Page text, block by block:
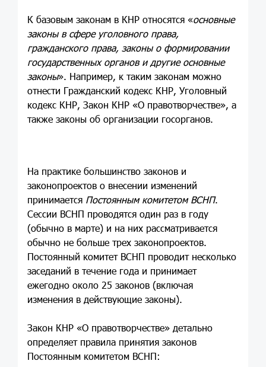
К базовым законам в КНР относятся «основные
законы в сфере уголовного права,
гражданского права, законы о формировании
государственных органов и другие основные
законы». Например, к таким законам можно
отнести Гражданский кодекс КНР, Уголовный
кодекс КНР, Закон КНР «О правотворчестве», а
также законы об организации госорганов.
На практике большинство законов и
законопроектов о внесении изменений
принимается Постоянным комитетом ВСНП.
Сессии ВСНП проводятся один раз в году
(обычно в марте) и на них рассматривается
обычно не больше трех законопроектов.
Постоянный комитет ВСНП проводит несколько
заседаний в течение года и принимает
ежегодно около 25 законов (включая
изменения в действующие законы).
Закон КНР «О правотворчестве» детально
определяет правила принятия законов
Постоянным комитетом ВСНП: